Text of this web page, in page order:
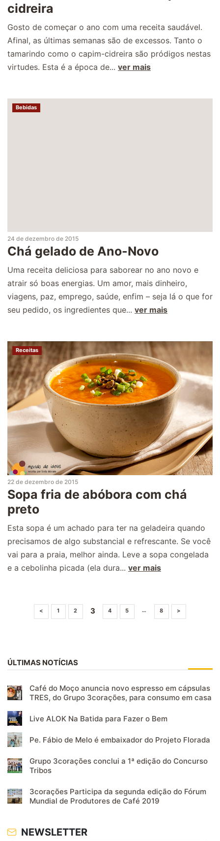
cidreira
Gosto de começar o ano com uma receita saudável.
Afinal, as últimas semanas são de excessos. Tanto o
tamarindo como o capim-cidreira são pródigos nestas
virtudes. Esta é a época de... ver mais
Bebidas
24 de dezembro de 2015
Chá gelado de Ano-Novo
Uma receita deliciosa para saborear no ano novo e
atrair só boas energias. Um amor, mais dinheiro,
viagens, paz, emprego, saúde, enfim – seja lá o que for
seu pedido, os ingredientes que... ver mais
Receitas
22 de dezembro de 2015
Sopa fria de abóbora com chá
preto
Esta sopa é um achado para ter na geladeira quando
precisamos de algo substancial e refrescante. Se você
vai para a praia, melhor ainda. Leve a sopa congelada
e a cebolinha picada (ela dura... ver mais
< 1 2 3 4 5 … 8 >
ÚLTIMAS NOTÍCIAS
Café do Moço anuncia novo espresso em cápsulas
TRES, do Grupo 3corações, para consumo em casa
Live ALOK Na Batida para Fazer o Bem
Pe. Fábio de Melo é embaixador do Projeto Florada
Grupo 3corações conclui a 1ª edição do Concurso
Tribos
3corações Participa da segunda edição do Fórum
Mundial de Produtores de Café 2019
NEWSLETTER